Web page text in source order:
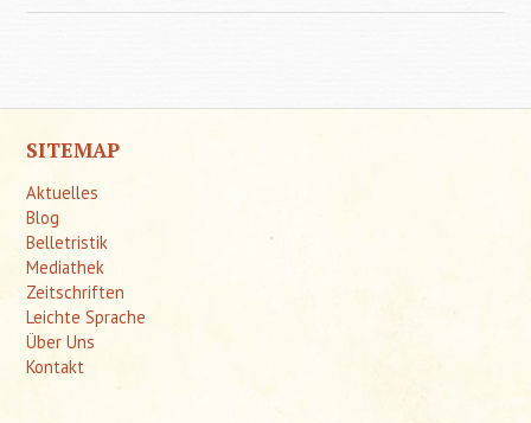
SITEMAP
Aktuelles
Blog
Belletristik
Mediathek
Zeitschriften
Leichte Sprache
Über Uns
Kontakt